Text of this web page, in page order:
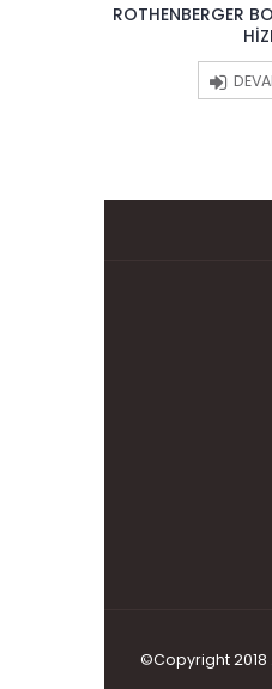
0
out
of
5
ROTHENBERGER
©Copyright 2018 .